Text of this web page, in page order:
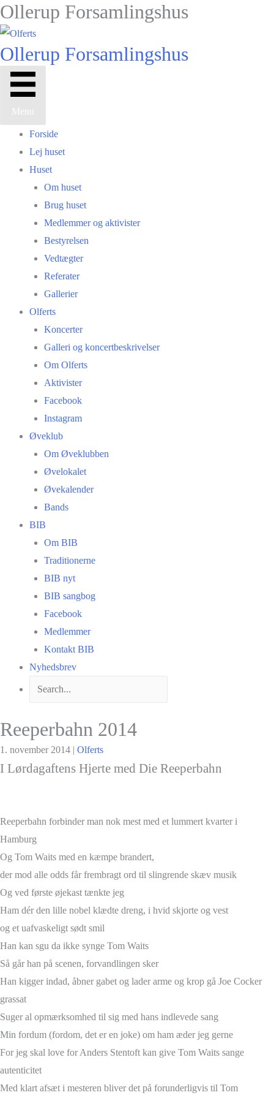
Gå
til
Ollerup Forsamlingshus
Ollerup Forsamlingshus
Menu
Forside
Lej huset
Huset
Om huset
Brug huset
Medlemmer og aktivister
Bestyrelsen
Vedtægter
Referater
Gallerier
Olferts
Koncerter
Galleri og koncertbeskrivelser
Om Olferts
Aktivister
Facebook
Instagram
Øveklub
Om Øveklubben
Øvelokalet
Øvekalender
Bands
BIB
Om BIB
Traditionerne
BIB nyt
BIB sangbog
Facebook
Medlemmer
Kontakt BIB
Nyhedsbrev
Reeperbahn 2014
1. november 2014 | Olferts
I Lørdagaftens Hjerte med Die Reeperbahn
Reeperbahn forbinder man nok mest med et lummert kvarter i
Hamburg
Og Tom Waits med en kæmpe brandert,
der mod alle odds får frembragt ord til slingrende skæv musik
Og ved første øjekast tænkte jeg
Ham dér den lille nobel klædte dreng, i hvid skjorte og vest
og et uafvaskeligt sødt smil
Han kan sgu da ikke synge Tom Waits
Så går han på scenen, forvandlingen sker
Han kigger indad, åbner gabet og lader arme og krop gå Joe Cocker
grassat
Suger al opmærksomhed til sig med hans indlevede sang
Min fordum (fordom, det er en joke) om ham æder jeg gerne
For jeg skal love for Anders Stentoft kan give Tom Waits sange
autenticitet
Med klart afsæt i mesteren bliver det på forunderligvis til Tom